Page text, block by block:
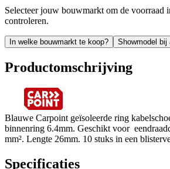
Selecteer jouw bouwmarkt om de voorraad
controleren.
In welke bouwmarkt te koop? Showmodel bij
Productomschrijving
Blauwe Carpoint geïsoleerde ring
binnenring 6.4mm. Geschikt voor
mm². Lengte 26mm. 10 stuks in een
Specificaties